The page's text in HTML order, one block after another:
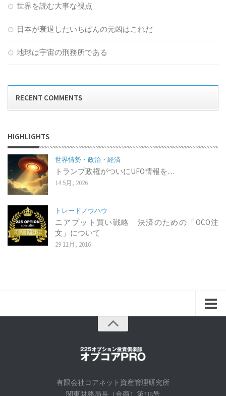
世界を読む大事な視点
日本が衰退したいちばんの元凶はこれだ
地球は宇宙の刑務所である
RECENT COMMENTS
HIGHLIGHTS
世界情勢・政治・経済
トランプ政権がついにUFO情報を…
14 5月, 2026
トレードノウハウ
ニアプット買い戦略 決済のための「OCO注
文」について
29 11月, 2016
有限会社コアネット資産管理研究所
関東財務局長（金商）第718号